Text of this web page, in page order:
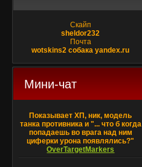
Скайп
sheldor232
Почта
wotskins2 собака yandex.ru
Мини-чат
Показывает ХП, ник, модель
танка противника и "... что б когда
попадаешь во врага над ним
циферки урона появлялись?"
OverTargetMarkers